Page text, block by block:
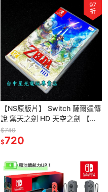
97
折
【NS原版片】 Switch 薩爾達傳
說 禦天之劍 HD 天空之劍 【中
文版 中古二手商品】台中星光電
玩
$740
$720